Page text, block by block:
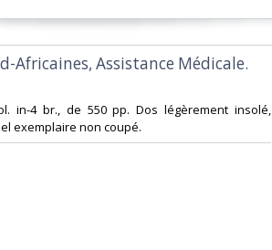
Africaines, Assistance Médicale.
in-4 br., de 550 pp. Dos légèrement insolé,
exemplaire non coupé.